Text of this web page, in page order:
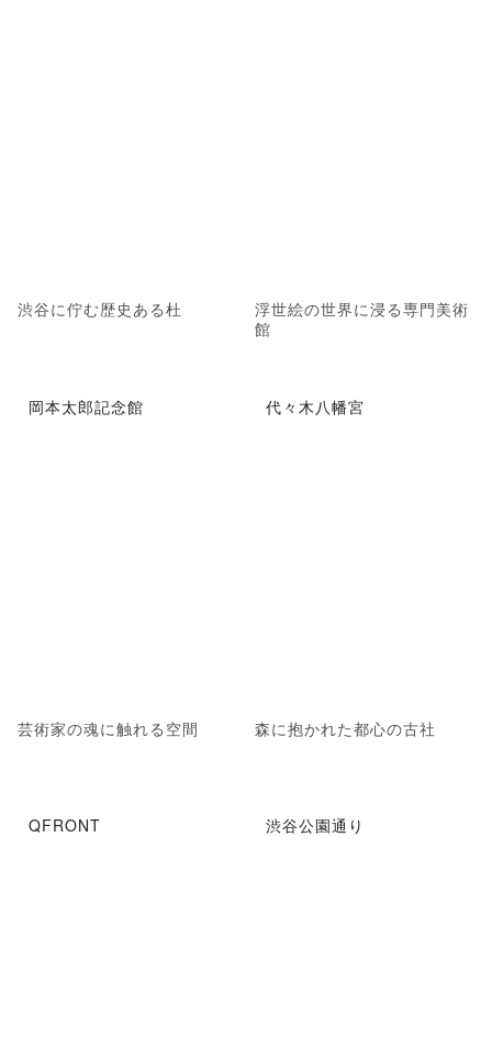
渋谷に佇む歴史ある杜
浮世絵の世界に浸る専門美術
館
岡本太郎記念館
芸術家の魂に触れる空間
代々木八幡宮
森に抱かれた都心の古社
QFRONT 渋谷公園通り